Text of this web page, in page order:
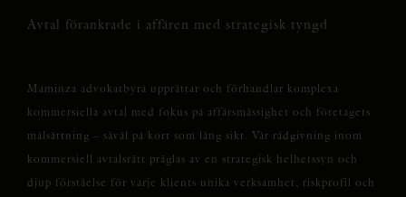
Avtal förankrade i affären med strategisk tyngd
Maminza advokatbyrå upprättar och förhandlar komplexa
kommersiella avtal med fokus på affärsmässighet och företagets
målsättning – såväl på kort som lång sikt. Vår rådgivning inom
kommersiell avtalsrätt präglas av en strategisk helhetssyn och
djup förståelse för varje klients unika verksamhet, riskprofil och